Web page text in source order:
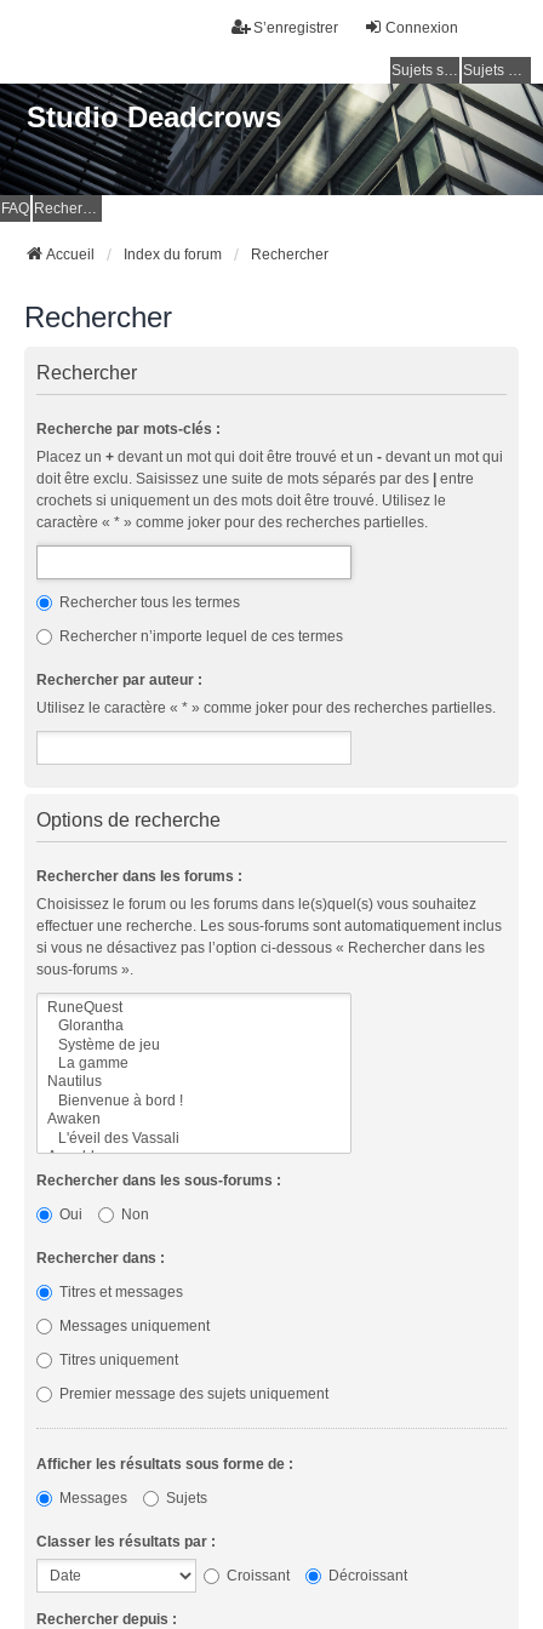
Connexion
S’enregistrer
Sujets sans réponse Sujets actifs
Studio Deadcrows
FAQ Rechercher
Accueil Index du forum Rechercher
Rechercher
Rechercher
Recherche par mots-clés :
Placez un + devant un mot qui doit être trouvé et un - devant un mot qui
doit être exclu. Saisissez une suite de mots séparés par des | entre
crochets si uniquement un des mots doit être trouvé. Utilisez le
caractère « * » comme joker pour des recherches partielles.
Rechercher tous les termes
Rechercher n’importe lequel de ces termes
Rechercher par auteur :
Utilisez le caractère « * » comme joker pour des recherches partielles.
Options de recherche
Rechercher dans les forums :
Choisissez le forum ou les forums dans le(s)quel(s) vous souhaitez
effectuer une recherche. Les sous-forums sont automatiquement inclus
si vous ne désactivez pas l’option ci-dessous « Rechercher dans les
sous-forums ».
Rechercher dans les sous-forums :
Oui
Non
Rechercher dans :
Titres et messages
Messages uniquement
Titres uniquement
Premier message des sujets uniquement
Afficher les résultats sous forme de :
Messages
Sujets
Classer les résultats par :
Croissant
Décroissant
Rechercher depuis :